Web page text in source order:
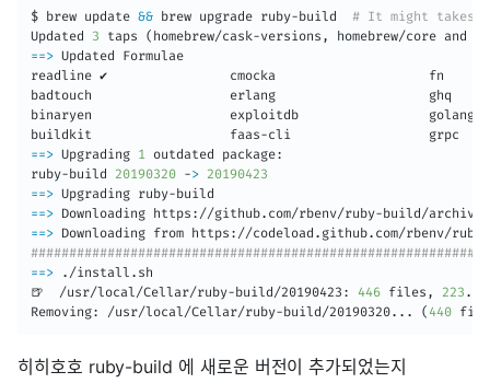
$ brew update && brew upgrade ruby-build # It might takes
Updated 3 taps ( homebrew/cask-versions, homebrew/core and
==> Updated Formulae
readline ✔                cmocka                    fn
badtouch                  erlang                    ghq
binaryen                  exploitdb
==> Upgrading 1 outdated package:
ruby-build 20190320 -> 20190423
==>
==>
==>
==> ./install.sh
🍺  /usr/local/Cellar/ruby-build/20190423: 446 files, 223
Removing: /usr/local/Cellar/ruby-build/20190320.. . ( 440
히히호호 ruby-build 에 새로운 버전이 추가되었는지